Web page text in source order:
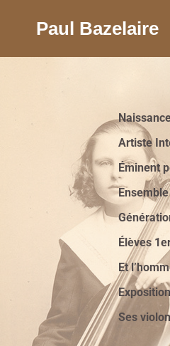
Paul Bazelaire
Artiste
Éminent
Élèves
Et
Ses